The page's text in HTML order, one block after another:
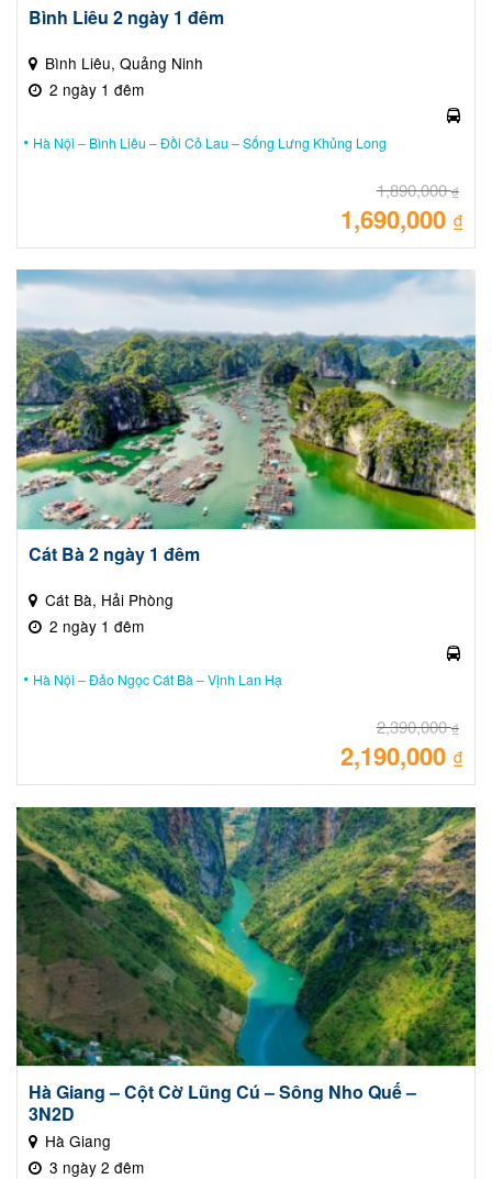
Bình Liêu 2 ngày 1 đêm
Bình Liêu, Quảng Ninh
2 ngày 1 đêm
Hà Nội – Bình Liêu – Đồi Cỏ Lau – Sống Lưng Khủng Long
1,890,000₫
gốc
1,690,000 ₫
Giá
tại
Cát Bà 2 ngày 1 đêm
Cát Bà, Hải Phòng
2 ngày 1 đêm
Hà Nội – Đảo Ngọc Cát Bà – Vịnh Lan Hạ
2,390,000₫
gốc
2,190,000 ₫
Giá
tại
là:
Hà Giang – Cột Cờ Lũng Cú – Sông Nho Quế –
3N2D
Hà Giang
3 ngày 2 đêm